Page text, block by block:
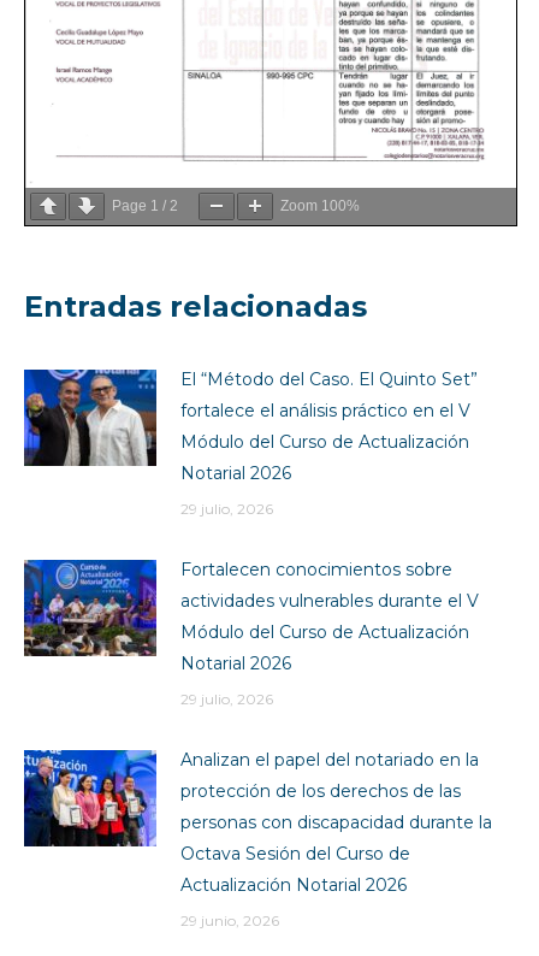
Page 1 / 2 Zoom 100%
Entradas relacionadas
El “Método del Caso. El Quinto Set”
fortalece el análisis práctico en el V
Módulo del Curso de Actualización
Notarial 2026
29 julio, 2026
Fortalecen conocimientos sobre
actividades vulnerables durante el V
Módulo del Curso de Actualización
Notarial 2026
29 julio, 2026
Analizan el papel del notariado en la
protección de los derechos de las
personas con discapacidad durante la
Octava Sesión del Curso de
Actualización Notarial 2026
29 junio, 2026